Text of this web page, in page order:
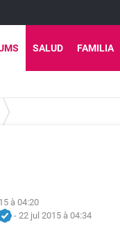
SALUD FAMILIA
à 04:20
- 22 jul 2015 à 04:34